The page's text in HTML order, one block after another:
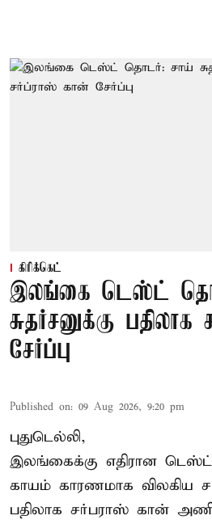
கிரிக்கெட்
இலங்கை டெஸ்ட்
சுதர்சனுக்கு
சேர்ப்பு
Published on: 09 Aug 2026, 9:20 pm
புதுடெல்லி,
இலங்கைக்கு எதிரான டெஸ்ட்
காயம் காரணமாக விலகிய
பதிலாக சர்பராஸ் கான்